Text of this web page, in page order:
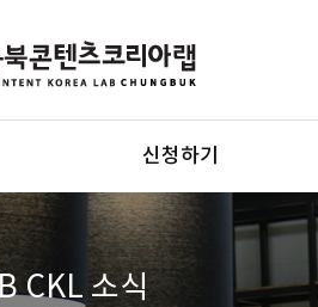
신청하기
CKL 소식